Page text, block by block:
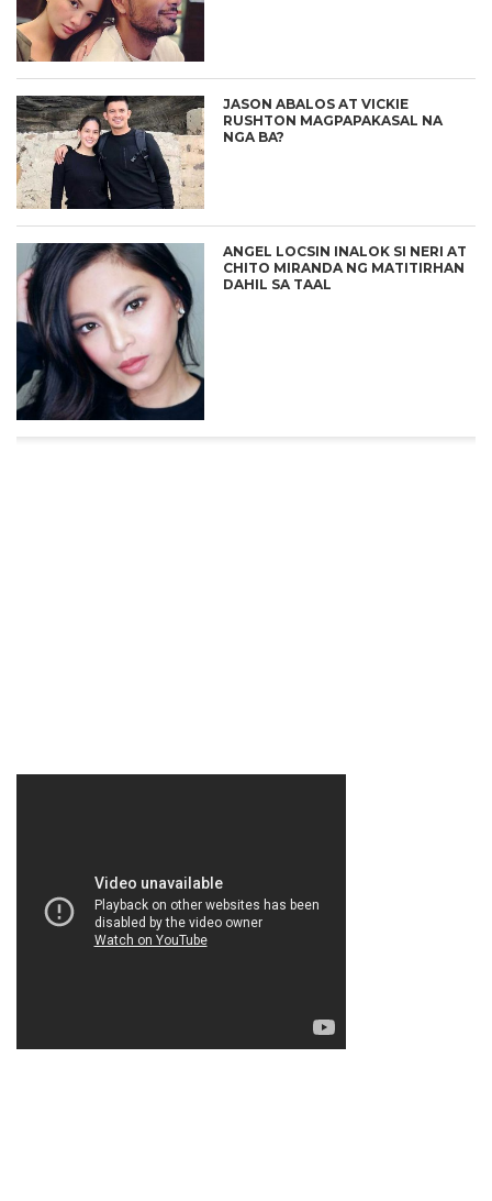
JASON ABALOS AT VICKIE
RUSHTON MAGPAPAKASAL NA
NGA BA?
ANGEL LOCSIN INALOK SI NERI AT
CHITO MIRANDA NG MATITIRHAN
DAHIL SA TAAL